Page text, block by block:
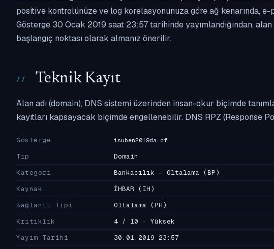
positive kontrolünüze ve log korelasyonunuza göre ağ kenarında,
Gösterge 30 Ocak 2019 saat 23:57 tarihinde yayımlandığından,
başlangıç noktası olarak almanız önerilir.
Teknik Kayıt
Alan adı (domain), DNS sistemi üzerinden insan-okur biçimde
kayıtları kapsayacak biçimde engellenebilir. DNS RPZ (Response
Gösterge isuben2019da.cf
Tip
Domain
Kategori
Bankacılık - Oltalama (BP)
Kaynak
İHBAR (IH)
Bağlantı Tipi
Oltalama (PH)
Kritiklik
4 / 10 · Yüksek
Yayım Tarihi
30.01.2019 23:57